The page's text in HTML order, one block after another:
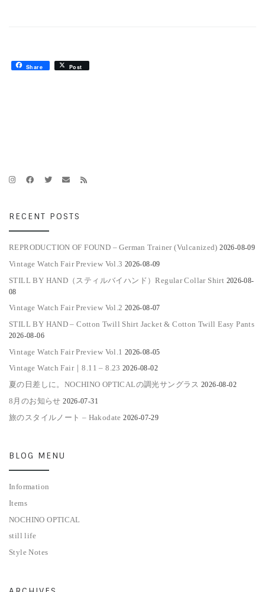
Share Post
RECENT POSTS
REPRODUCTION OF FOUND – German Trainer (Vulcanized) 2026-08-09
Vintage Watch Fair Preview Vol.3 2026-08-09
STILL BY HAND（スティルバイハンド）Regular Collar Shirt 2026-08-
08
Vintage Watch Fair Preview Vol.2 2026-08-07
STILL BY HAND – Cotton Twill Shirt Jacket & Cotton Twill Easy Pants
2026-08-06
Vintage Watch Fair Preview Vol.1 2026-08-05
Vintage Watch Fair｜8.11 – 8.23 2026-08-02
夏の日差しに。NOCHINO OPTICALの調光サングラス 2026-08-02
8月のお知らせ 2026-07-31
旅のスタイルノート – Hakodate 2026-07-29
BLOG MENU
Information
Items
NOCHINO OPTICAL
still life
Style Notes